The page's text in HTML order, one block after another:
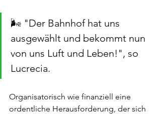
🌬 "Der Bahnhof hat uns
ausgewählt und bekommt nun
von uns Luft und Leben!", so
Lucrecia.
Organisatorisch wie finanziell eine
ordentliche Herausforderung, der sich